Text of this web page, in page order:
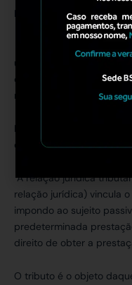
ECONOMIA E O DIREITO
utilizado pelo Estado
e/ou finalidades
relação entre o Direito
Importante conceituar
ensinamento de Alfredo
A relação jurídica
relação jurídica) vincula
impondo ao sujeito
predeterminada
direito de obter a
O tributo é o objeto